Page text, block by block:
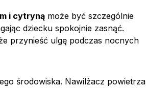
i cytryną może być szczególnie
dziecku spokojnie zasnąć.
przynieść ulgę podczas nocnych
środowiska. Nawilżacz powietrza